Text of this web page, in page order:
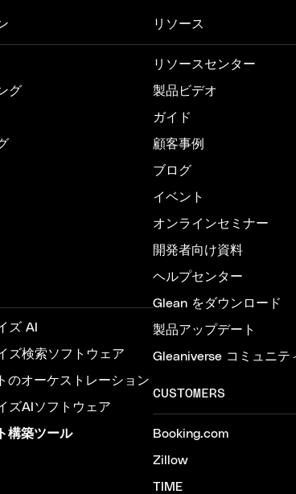
グ
ズ AI
ズ検索ソフトウェア
のオーケストレーション
ズAIソフトウェア
構築ツール
リソース
リソースセンター
製品ビデオ
ガイド
顧客事例
ブログ
イベント
オンラインセミナー
開発者向け資料
ヘルプセンター
Glean をダウンロード
製品アップデート
Gleaniverse コミュニテ
CUSTOMERS
Booking.com
Zillow
TIME